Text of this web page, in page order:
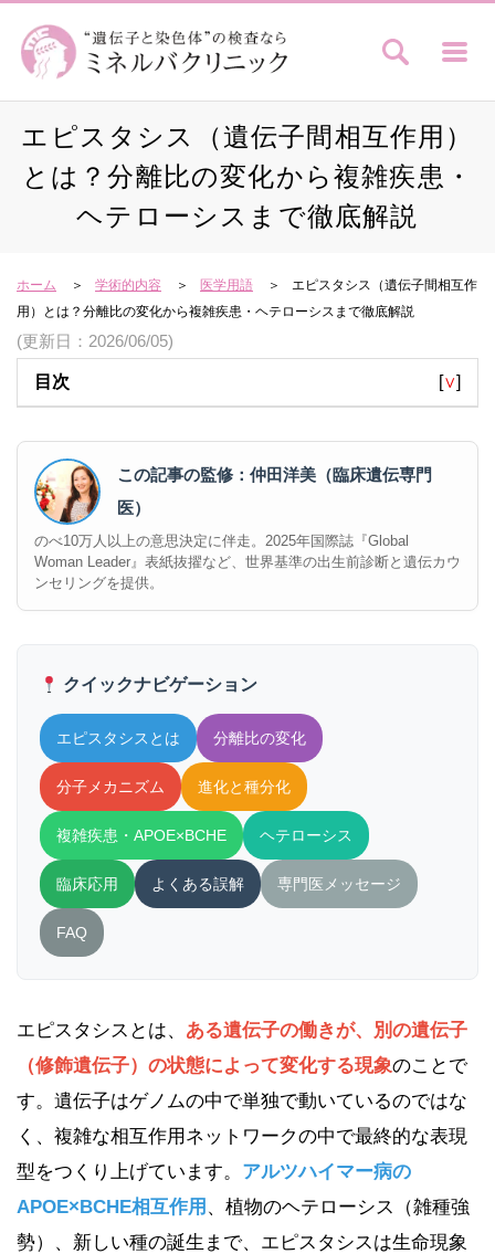
エピスタシス（遺伝子間相互作用）
とは？分離比の変化から複雑疾患・
ヘテローシスまで徹底解説
ホーム 学術的内容 医学用語
エピスタシス（遺伝子間相互作
用）とは？分離比の変化から複雑疾患・ヘテローシスまで徹底解説
(更新日：2026/06/05)
目次 [∨]
この記事の監修：仲田洋美（臨床遺伝専門
医）
のべ10万人以上の意思決定に伴走。2025年国際誌『Global
Woman Leader』表紙抜擢など、世界基準の出生前診断と遺伝カウ
ンセリングを提供。
クイックナビゲーション
エピスタシスとは 分離比の変化
分子メカニズム 進化と種分化
複雑疾患・APOE×BCHE ヘテローシス
臨床応用 よくある誤解 専門医メッセージ
FAQ
エピスタシスとは、 ある遺伝子の働きが、別の遺伝子
（修飾遺伝子）の状態によって変化する現象のことで
す。遺伝子はゲノムの中で単独で動いているのではな
く、複雑な相互作用ネットワークの中で最終的な表現
型をつくり上げています。 アルツハイマー病の
APOE×BCHE相互作用 、植物のヘテローシス（雑種強
勢）、新しい種の誕生まで、エピスタシスは生命現象